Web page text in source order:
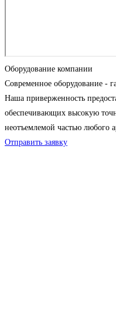
Оборудование компании
Современное оборудование -
Наша приверженность
обеспечивающих высокую
неотъемлемой частью любого
Отправить заявку